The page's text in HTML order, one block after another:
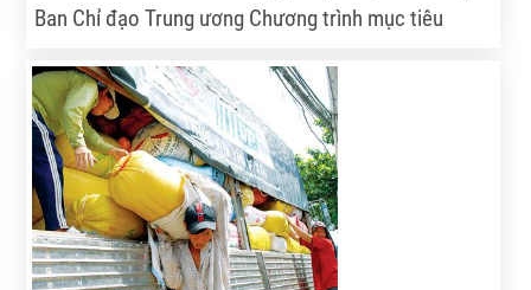
Ban Chỉ đạo Trung ương Chương trình mục tiêu
2020